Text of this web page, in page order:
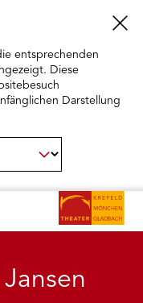
entsprechenden
Diese
Darstellung